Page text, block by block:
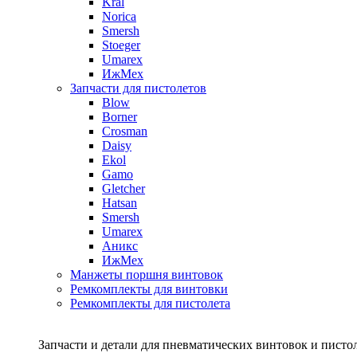
Norica
Smersh
Stoeger
Umarex
ИжМех
Запчасти для пистолетов
Blow
Borner
Crosman
Daisy
Ekol
Gamo
Gletcher
Hatsan
Smersh
Umarex
Аникс
ИжМех
Манжеты поршня винтовок
Ремкомплекты для винтовки
Ремкомплекты для пистолета
Запчасти и детали для пневматических винтовок и